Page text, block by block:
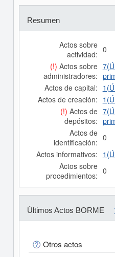
Resumen
Actos sobre
actividad: 0
(!) Actos sobre
administradores:
Actos de capital:
Actos de creación:
(!) Actos de
depósitos:
Actos de
identificación: 0
Actos informativos:
Actos sobre
procedimientos: 0
Últimos Actos BORME
Otros actos